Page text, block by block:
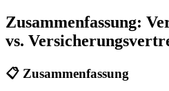
Zusammenfassung:
vs.
📋 Zusammenfassung